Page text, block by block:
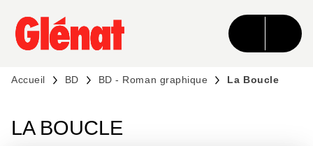
MENU RECHERCHE CONTENU
PIED DE PAGE
Accueil BD BD - Roman graphique La Boucle
LA BOUCLE